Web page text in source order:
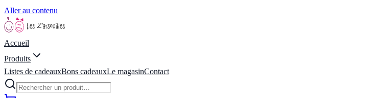
Aller au contenu
Accueil
Produits
Listes de cadeauxBons cadeauxLe magasinContact